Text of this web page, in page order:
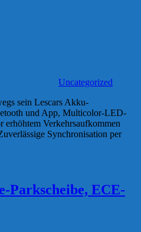
Uncategorized
sein Lescars Akku-
und App, Multicolor-LED-
Verkehrsaufkommen
Synchronisation per
Parkscheibe, ECE-